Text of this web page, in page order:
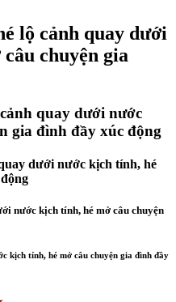
lộ cảnh quay dưới
chuyện gia
quay dưới nước
gia đình đầy xúc động
dưới nước kịch tính, hé
nước kịch tính, hé mở câu chuyện
kịch tính, hé mở câu chuyện gia đình đầy